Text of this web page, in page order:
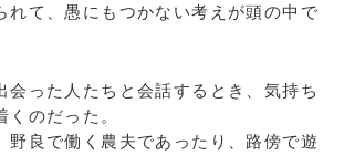
れて、愚にもつかない考えが頭の中で
った人たちと会話するとき、気持ち
くのだった。
良で働く農夫であったり、路傍で遊